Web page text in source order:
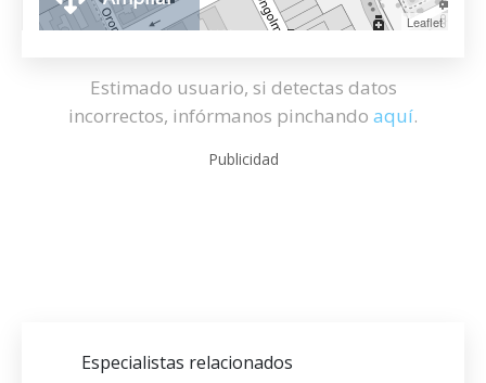
Leaflet
Estimado usuario, si detectas datos
incorrectos, infórmanos pinchando aquí.
Publicidad
Especialistas relacionados